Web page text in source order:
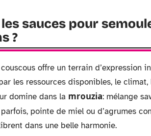
sauces pour
?
offre un terrain d’expression
les ressources disponibles, le
domine dans la mrouzia: mélange
pointe de miel ou d’agrumes
dans une belle harmonie.